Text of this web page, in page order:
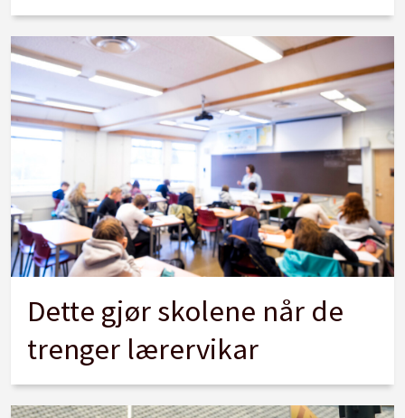
Dette gjør skolene når de
trenger lærervikar